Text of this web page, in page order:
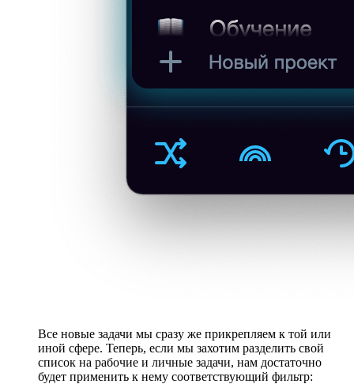
Все новые задачи мы сразу же прикрепляем к той или
иной сфере. Теперь, если мы захотим разделить свой
список на рабочие и личные задачи, нам достаточно
будет применить к нему соответствующий фильтр: